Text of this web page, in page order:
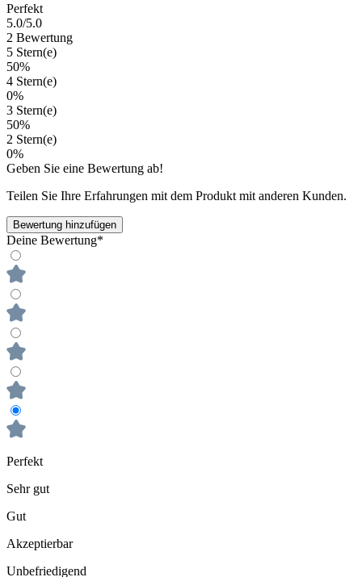
Perfekt
5.0/5.0
2 Bewertung
5 Stern(e)
50%
4 Stern(e)
0%
3 Stern(e)
50%
2 Stern(e)
0%
Geben Sie eine Bewertung ab!
Teilen Sie Ihre Erfahrungen mit dem Produkt mit anderen Kunden.
Bewertung hinzufügen
Deine Bewertung*
Perfekt
Sehr gut
Gut
Akzeptierbar
Unbefriedigend